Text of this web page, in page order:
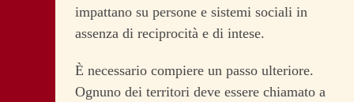
impattano su persone e sistemi sociali in
assenza di reciprocità e di intese.
È necessario compiere un passo ulteriore.
Ognuno dei territori deve essere chiamato a